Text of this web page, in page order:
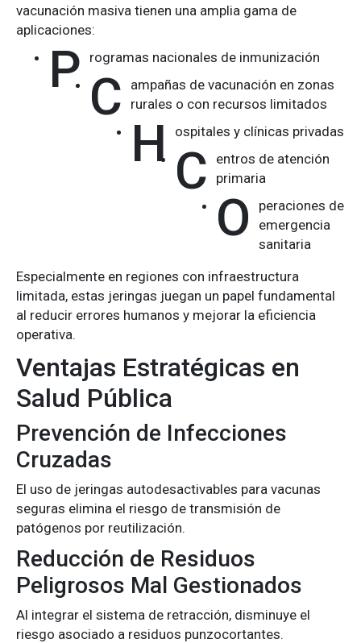
vacunación masiva tienen una amplia gama de
aplicaciones:
P rogramas nacionales de inmunización
C
ampañas de vacunación en zonas
rurales o con recursos limitados
H ospitales y clínicas privadas
C
entros de atención
primaria
O
peraciones de
emergencia
sanitaria
Especialmente en regiones con infraestructura
limitada, estas jeringas juegan un papel fundamental
al reducir errores humanos y mejorar la eficiencia
operativa.
Ventajas Estratégicas en
Salud Pública
Prevención de Infecciones
Cruzadas
El uso de jeringas autodesactivables para vacunas
seguras elimina el riesgo de transmisión de
patógenos por reutilización.
Reducción de Residuos
Peligrosos Mal Gestionados
Al integrar el sistema de retracción, disminuye el
riesgo asociado a residuos punzocortantes.